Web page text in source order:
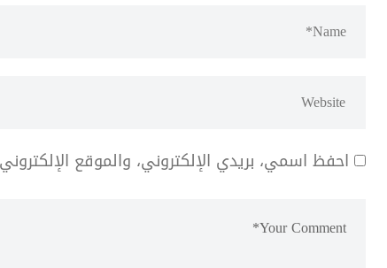
احفظ اسمي، بريدي الإلكتروني، والموقع